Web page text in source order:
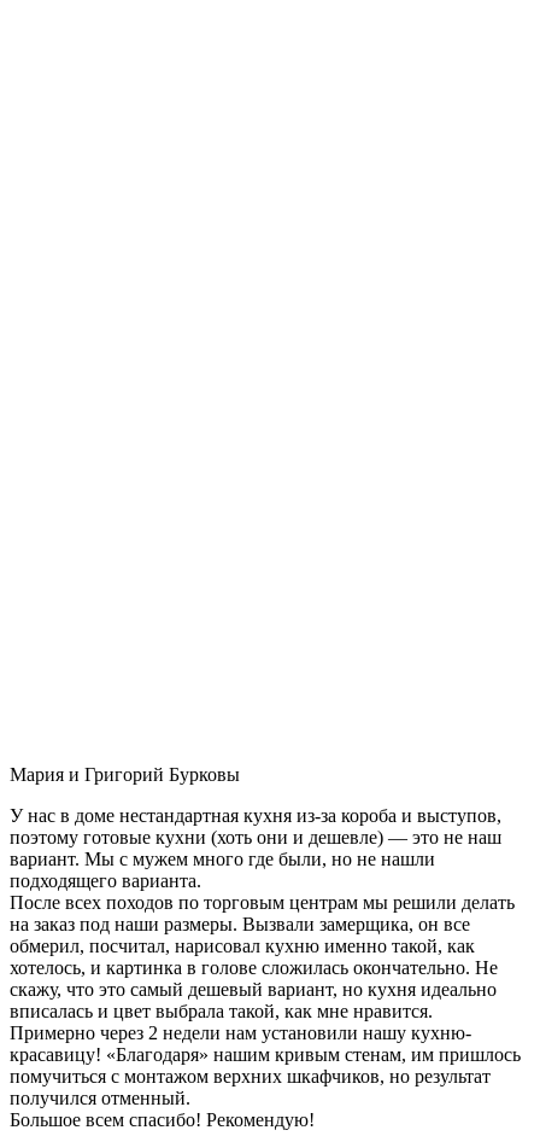
Мария и Григорий Бурковы
У нас в доме нестандартная кухня из-за короба и выступов,
поэтому готовые кухни (хоть они и дешевле) — это не наш
вариант. Мы с мужем много где были, но не нашли
подходящего варианта.
После всех походов по торговым центрам мы решили делать
на заказ под наши размеры. Вызвали замерщика, он все
обмерил, посчитал, нарисовал кухню именно такой, как
хотелось, и картинка в голове сложилась окончательно. Не
скажу, что это самый дешевый вариант, но кухня идеально
вписалась и цвет выбрала такой, как мне нравится.
Примерно через 2 недели нам установили нашу кухню-
красавицу! «Благодаря» нашим кривым стенам, им пришлось
помучиться с монтажом верхних шкафчиков, но результат
получился отменный.
Большое всем спасибо! Рекомендую!